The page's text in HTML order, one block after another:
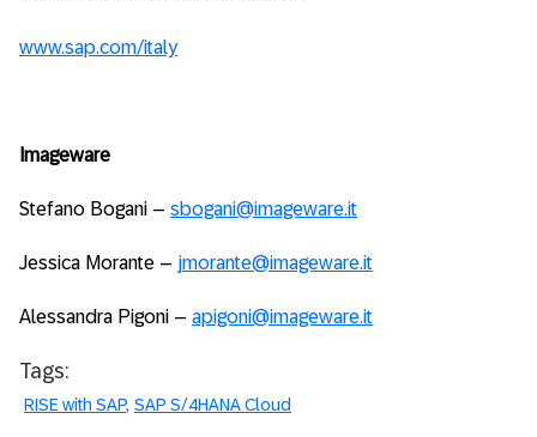
www.sap.com/italy
Imageware
Stefano Bogani – sbogani@imageware.it
Jessica Morante – jmorante@imageware.it
Alessandra Pigoni – apigoni@imageware.it
Tags:
RISE with SAP SAP S/4HANA Cloud